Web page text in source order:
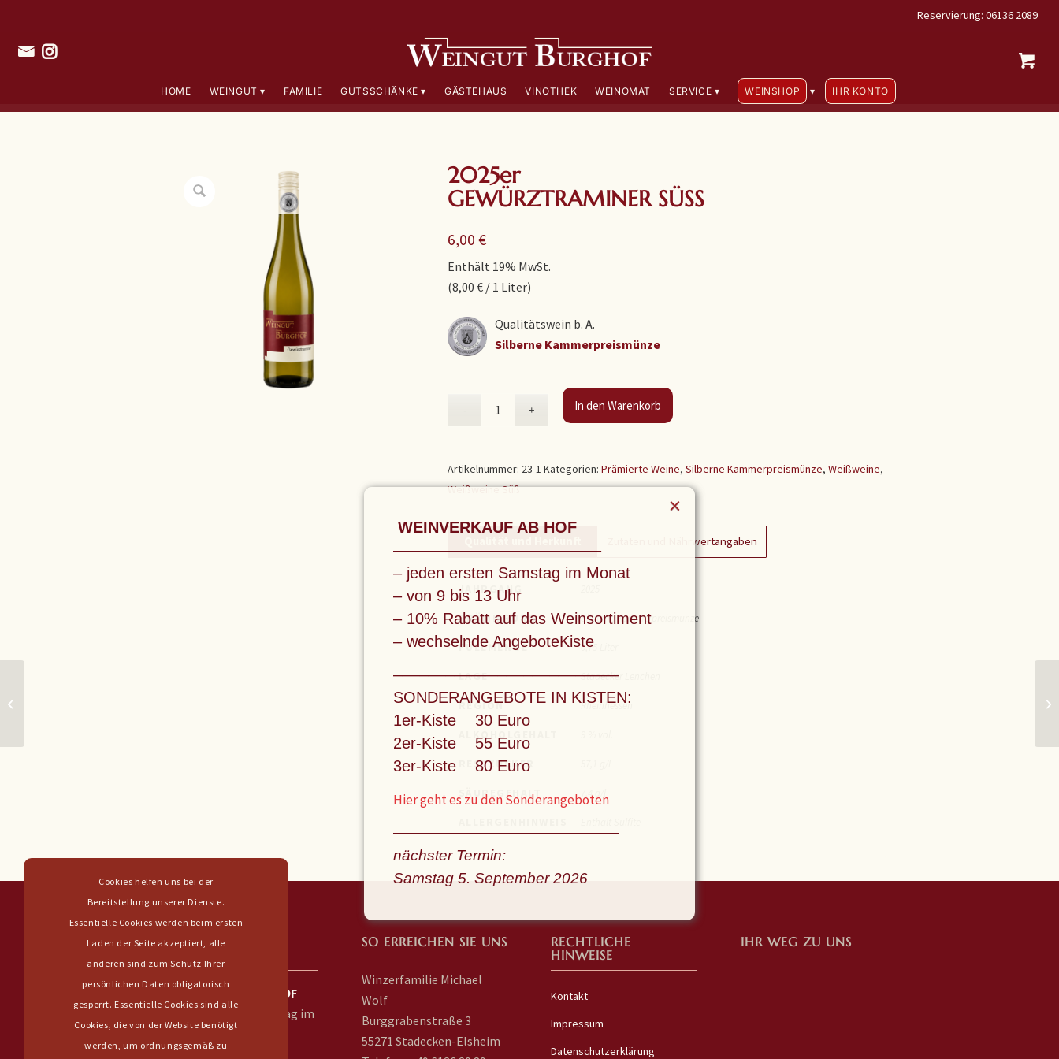
Reservierung: 06136 2089
HOME WEINGUT FAMILIE GUTSSCHÄNKE GÄSTEHAUS VINOTHEK WEINOMAT SERVICE WEINSHOP IHR KONTO
2025er
GEWÜRZTRAMINER SÜSS
6,00 €
Enthält 19% MwSt.
(8,00 €/ 1 Liter)
Qualitätswein b. A.
Silberne Kammerpreismünze
In den Warenkorb
Artikelnummer: 23-1 Kategorien: Prämierte Weine, Silberne Kammerpreismünze, Weißweine,
Weißweine Süß
Zutaten und Nährwertangaben
JAHRGANG
PRÄMIERUNG Silberne Kammerpreismünze
FÜLLMENGE 0,75 Liter
LAGE Stadecker Lenchen
REGION Rheinhessen
RESTZUCKER
SÄUREGEHALT 7,4 g/l
WICHTIGE
WEINVERKAUF AB HOF
– jeden ersten Samstag im
– von 9 bis 13 Uhr
SO ERREICHEN SIE UNS
Winzerfamilie Michael
Wolf
Burggrabenstraße 3
55271 Stadecken-Elsheim
RECHTLICHE
HINWEISE
Kontakt
Impressum
Datenschutzerklärung
IHR WEG ZU UNS
Cookies helfen uns bei der
Bereitstellung unserer Dienste.
Essentielle Cookies werden beim ersten
Laden der Seite akzeptiert, alle
anderen sind zum Schutz Ihrer
persönlichen Daten obligatorisch
gesperrt. Essentielle Cookies sind alle
Cookies, die von der Website benötigt
werden, um ordnungsgemäß zu
WEINVERKAUF AB HOF
––––––––––––––––––––––––
– jeden ersten Samstag im Monat
– von 9 bis 13 Uhr
– 10% Rabatt auf das Weinsortiment
– wechselnde AngeboteKiste
––––––––––––––––––––––––––
SONDERANGEBOTE IN KISTEN:
1er-Kiste 30 Euro
2er-Kiste 55 Euro
3er-Kiste 80 Euro
Hier geht es zu den Sonderangeboten
––––––––––––––––––––––––––
nächster Termin:
Samstag 5. September2026
×